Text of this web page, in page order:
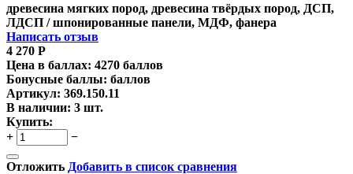
древесина мягких пород, древесина твёрдых пород, ДСП,
ЛДСП / шпонированные панели, МДФ, фанера
Написать отзыв
4 270 Р
Цена в баллах: 4270 баллов
Бонусные баллы: баллов
Артикул: 369.150.11
В наличии: 3 шт.
Купить:
+
−
Отложить Добавить в список сравнения